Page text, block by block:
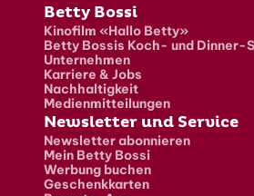
Fusszeile
Betty Bossi
Kinofilm «Hallo Betty»
Betty Bossis Koch- und Dinner-
Unternehmen
Karriere & Jobs
Nachhaltigkeit
Medienmitteilungen
Newsletter und Service
Newsletter abonnieren
Mein Betty Bossi
Werbung buchen
Geschenkkarten